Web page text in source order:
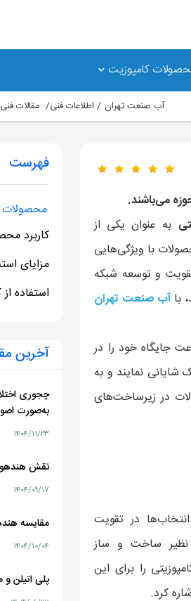
کامپوزیت
آب صنعت تهران اطلاعات فنی مقالات فنی
می‌باشند.
به عنوان یکی از
با ویژگی‌هایی
و توسعه شبکه
با آب صنعت تهران
جایگاه خود را در
شایانی نمایند و به
در زیرساخت‌های
در تقویت
نظیر ساخت و ساز
را برای این
کرد.
فهرست
آخرین
چجوری
به‌صورت
۱۴۰۴/۱۱/۲۳
نقش
۱۴۰۴/۰۹/۱۷
مقایسه
۱۴۰۴/۱۰/۰۴
پلی اتیلن و